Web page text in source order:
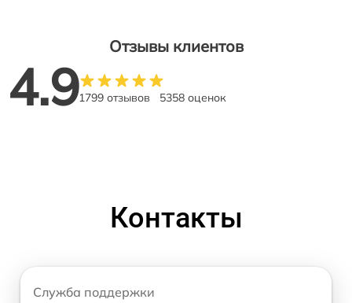
Отзывы клиентов
4.91799 отзывов 5358 оценок
Контакты
Служба поддержки